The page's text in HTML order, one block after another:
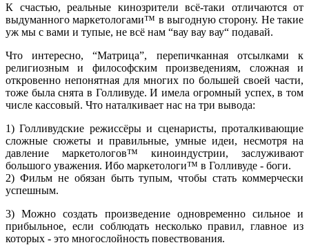
К счастью, реальные кинозрители всё-таки отличаются от
выдуманного маркетологами™ в выгодную сторону. Не такие
уж мы с вами и тупые, не всё нам “вау вау вау“ подавай.
Что интересно, “Матрица”, перепичканная отсылками к
религиозным и философским произведениям, сложная и
откровенно непонятная для многих по большей своей части,
тоже была снята в Голливуде. И имела огромный успех, в том
числе кассовый. Что наталкивает нас на три вывода:
1) Голливудские режиссёры и сценаристы, проталкивающие
сложные сюжеты и правильные, умные идеи, несмотря на
давление маркетологов™ киноиндустрии, заслуживают
большого уважения. Ибо маркетологи™ в Голливуде - боги.
2) Фильм не обязан быть тупым, чтобы стать коммерчески
успешным.
3) Можно создать произведение одновременно сильное и
прибыльное, если соблюдать несколько правил, главное из
которых - это многослойность повествования.